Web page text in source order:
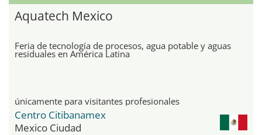
Aquatech Mexico
Feria de tecnología de procesos, agua potable y aguas
residuales en América Latina
únicamente para visitantes profesionales
Centro Citibanamex
Mexico Ciudad